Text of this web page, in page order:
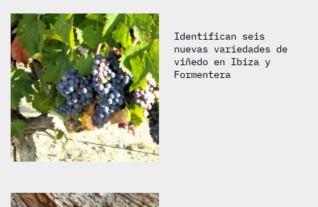
Identifican seis
nuevas variedades de
viñedo en Ibiza y
Formentera